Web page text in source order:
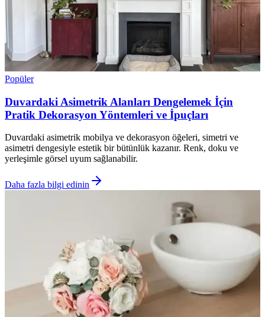
Popüler
Duvardaki Asimetrik Alanları Dengelemek İçin
Pratik Dekorasyon Yöntemleri ve İpuçları
Duvardaki asimetrik mobilya ve dekorasyon öğeleri, simetri ve
asimetri dengesiyle estetik bir bütünlük kazanır. Renk, doku ve
yerleşimle görsel uyum sağlanabilir.
Daha fazla bilgi edinin